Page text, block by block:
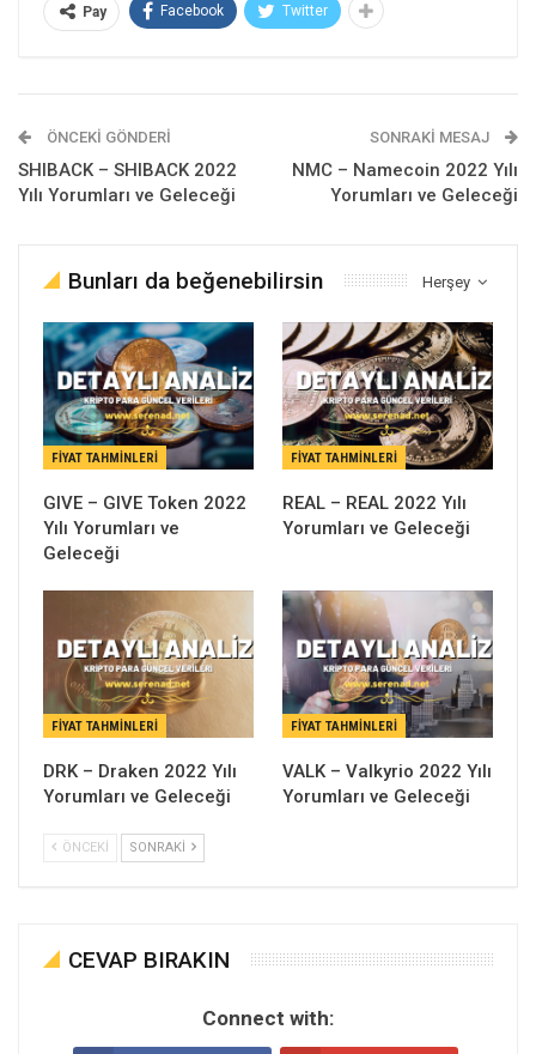
Pay Facebook Twitter
ÖNCEKI GÖNDERI
SHIBACK – SHIBACK 2022
Yılı Yorumları ve Geleceği
SONRAKI MESAJ
NMC – Namecoin 2022 Yılı
Yorumları ve Geleceği
Herşey
Bunları da beğenebilirsin
FIYAT TAHMINLERI
GIVE – GIVE Token 2022
Yılı Yorumları ve
Geleceği
FIYAT TAHMINLERI
REAL – REAL 2022 Yılı
Yorumları ve Geleceği
FIYAT TAHMINLERI
DRK – Draken 2022 Yılı
Yorumları ve Geleceği
FIYAT TAHMINLERI
VALK – Valkyrio 2022 Yılı
Yorumları ve Geleceği
ÖNCEKI SONRAKI
CEVAP BIRAKIN
Connect with: